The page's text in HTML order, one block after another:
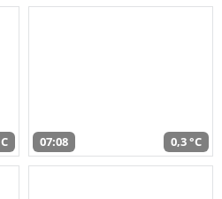
07:08 0,3 °C